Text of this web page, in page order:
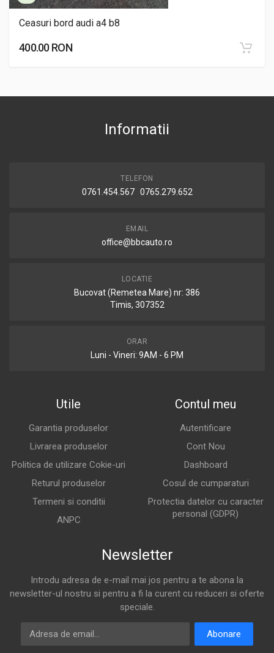
Ceasuri bord audi a4 b8
400.00 RON
Informatii
TELEFON
0761.454.567 0765.279.652
EMAIL
office@bbcauto.ro
LOCATIE
Bucovat (Remetea Mare) nr: 386
Timis, 307352
ORAR
Luni - Vineri: 9AM - 6 PM
Utile
Garantia produselor
Livrarea produselor
Politica de utilizare Cokie-uri
Returul produselor
Termeni si conditii
ANPC
Contul meu
Autentificare
Cont Nou
Dashboard
Cosul de cumparaturi
Protectia datelor cu caracter
personal (GDPR)
Newsletter
Introdu adresa de e-mail mai jos pentru a te abona la
newsletter-ul nostru si pentru a fi la curent cu reduceri si oferte
speciale.
Adresa de email
Abonare